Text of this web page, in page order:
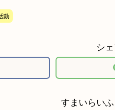
動
シ
すまいらい